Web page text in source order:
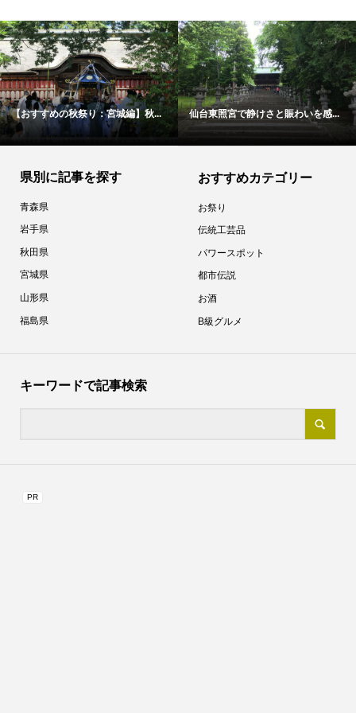
【おすすめの秋祭り：宮城編】秋... 仙台東照宮で静けさと賑わいを感...
県別に記事を探す
青森県
岩手県
秋田県
宮城県
山形県
福島県
おすすめカテゴリー
お祭り
伝統工芸品
パワースポット
都市伝説
お酒
B級グルメ
キーワードで記事検索